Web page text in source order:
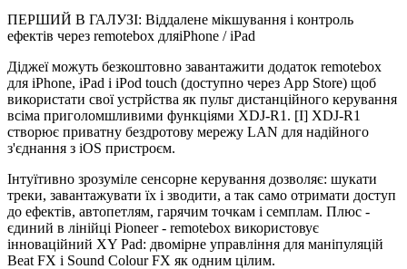
ПЕРШИЙ В ГАЛУЗІ: Віддалене мікшування і контроль
ефектів через remotebox дляiPhone / iPad
Діджеї можуть безкоштовно завантажити додаток remotebox
для iPhone, iPad і iPod touch (доступно через App Store) щоб
використати свої устрйства як пульт дистанційного керування
всіма приголомшливими функціями XDJ-R1. [I] XDJ-R1
створює приватну бездротову мережу LAN для надійного
з'єднання з iOS пристроєм.
Інтуїтивно зрозуміле сенсорне керування дозволяє: шукати
треки, завантажувати їх і зводити, а так само отримати доступ
до ефектів, автопетлям, гарячим точкам і семплам. Плюс -
єдиний в лінійці Pioneer - remotebox використовує
інноваційний XY Pad: двомірне управління для маніпуляцій
Beat FX і Sound Colour FX як одним цілим.